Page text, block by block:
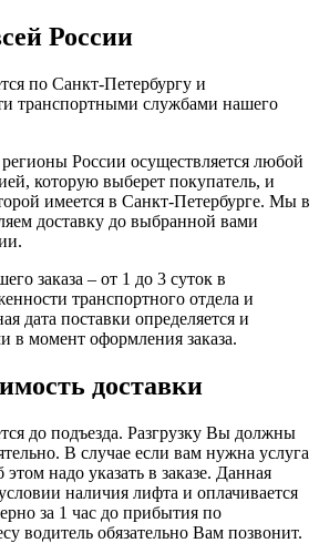
России
по Санкт-Петербургу и
транспортными службами нашего
России осуществляется любой
которую выберет покупатель, и
имеется в Санкт-Петербурге. Мы в
доставку до выбранной вами
заказа – от 1 до 3 суток в
транспортного отдела и
дата поставки определяется и
в момент оформления заказа.
доставки
до подъезда. Разгрузку Вы должны
В случае если вам нужна услуга
надо указать в заказе. Данная
наличия лифта и оплачивается
за 1 час до прибытия по
водитель обязательно Вам позвонит.